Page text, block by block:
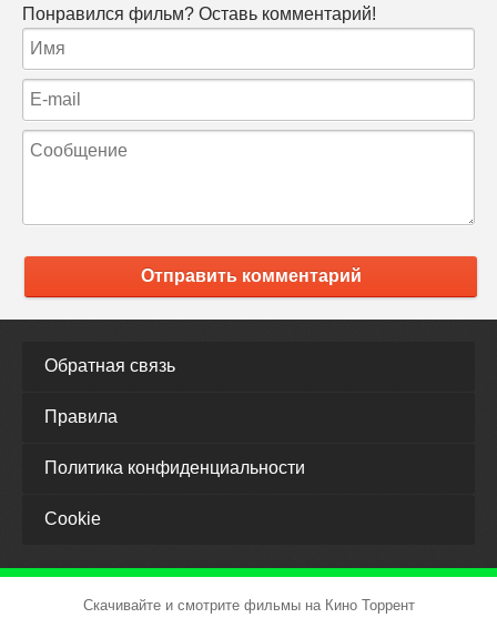
Понравился фильм? Оставь комментарий!
Отправить комментарий
Обратная связь
Правила
Политика конфиденциальности
Cookie
Скачивайте и смотрите фильмы на Кино Торрент